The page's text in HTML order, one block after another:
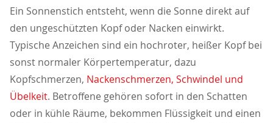
Ein Sonnenstich entsteht, wenn die Sonne direkt auf
den ungeschützten Kopf oder Nacken einwirkt.
Typische Anzeichen sind ein hochroter, heißer Kopf bei
sonst normaler Körpertemperatur, dazu
Kopfschmerzen, Nackenschmerzen, Schwindel und
Übelkeit. Betroffene gehören sofort in den Schatten
oder in kühle Räume, bekommen Flüssigkeit und einen